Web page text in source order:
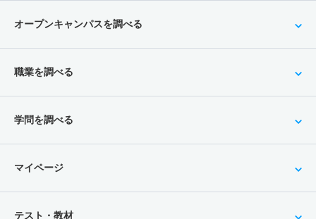
オープンキャンパスを調べる
職業を調べる
学問を調べる
マイページ
テスト・教材